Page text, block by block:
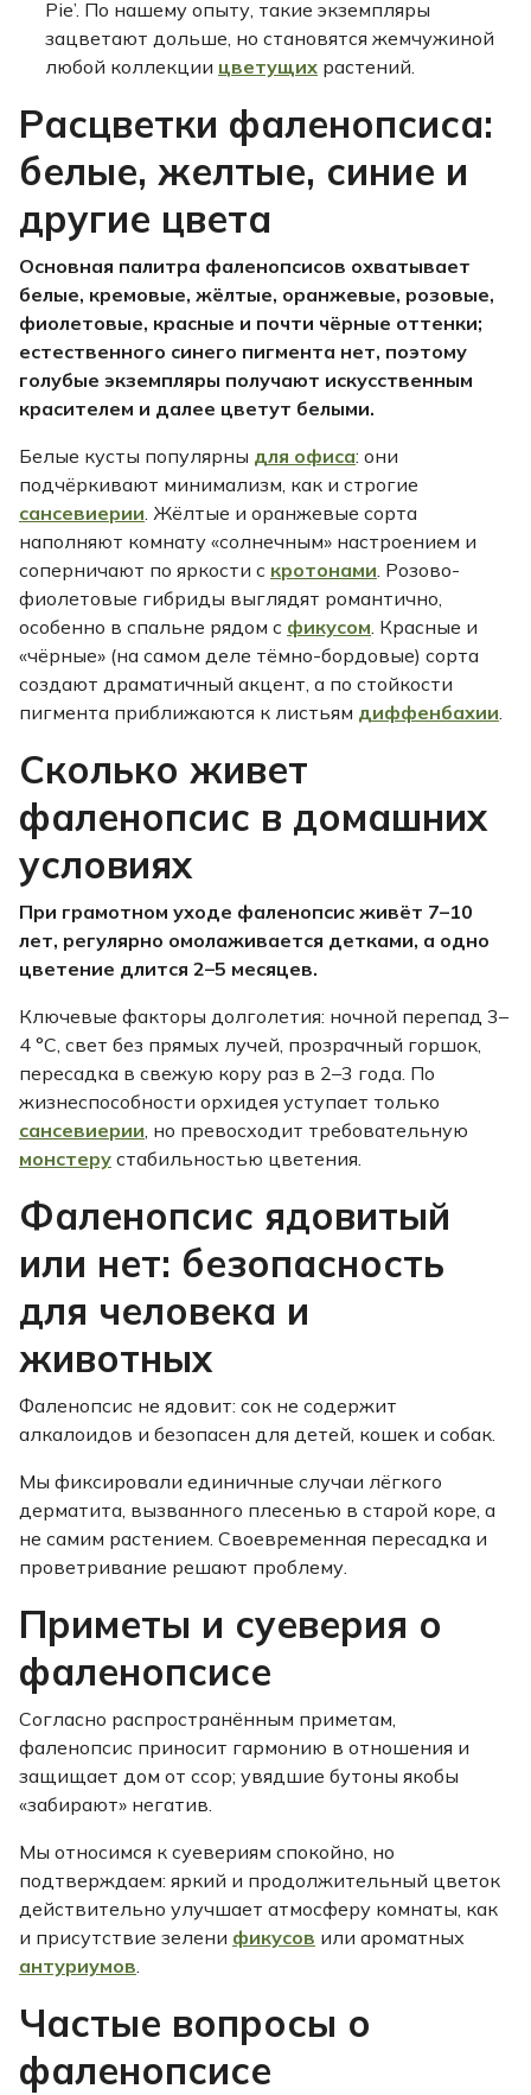
Pie’. По нашему опыту, такие экземпляры
зацветают дольше, но становятся жемчужиной
любой коллекции цветущих растений.
Расцветки фаленопсиса:
белые, желтые, синие и
другие цвета
Основная палитра фаленопсисов охватывает
белые, кремовые, жёлтые, оранжевые, розовые,
фиолетовые, красные и почти чёрные оттенки;
естественного синего пигмента нет, поэтому
голубые экземпляры получают искусственным
красителем и далее цветут белыми.
Белые кусты популярны для офиса: они
подчёркивают минимализм, как и строгие
сансевиерии. Жёлтые и оранжевые сорта
наполняют комнату «солнечным» настроением и
соперничают по яркости с кротонами. Розово-
фиолетовые гибриды выглядят романтично,
особенно в спальне рядом с фикусом. Красные и
«чёрные» (на самом деле тёмно-бордовые) сорта
создают драматичный акцент, а по стойкости
пигмента приближаются к листьям диффенбахии.
Сколько живет
фаленопсис в домашних
условиях
При грамотном уходе фаленопсис живёт 7–10
лет, регулярно омолаживается детками, а одно
цветение длится 2–5 месяцев.
Ключевые факторы долголетия: ночной перепад 3–
4 °C, свет без прямых лучей, прозрачный горшок,
пересадка в свежую кору раз в 2–3 года. По
жизнеспособности орхидея уступает только
сансевиерии, но превосходит требовательную
монстеру стабильностью цветения.
Фаленопсис ядовитый
или нет: безопасность
для человека и
животных
Фаленопсис не ядовит: сок не содержит
алкалоидов и безопасен для детей, кошек и собак.
Мы фиксировали единичные случаи лёгкого
дерматита, вызванного плесенью в старой коре, а
не самим растением. Своевременная пересадка и
проветривание решают проблему.
Приметы и суеверия о
фаленопсисе
Согласно распространённым приметам,
фаленопсис приносит гармонию в отношения и
защищает дом от ссор; увядшие бутоны якобы
«забирают» негатив.
Мы относимся к суевериям спокойно, но
подтверждаем: яркий и продолжительный цветок
действительно улучшает атмосферу комнаты, как
и присутствие зелени фикусов или ароматных
антуриумов.
Частые вопросы о
фаленопсисе